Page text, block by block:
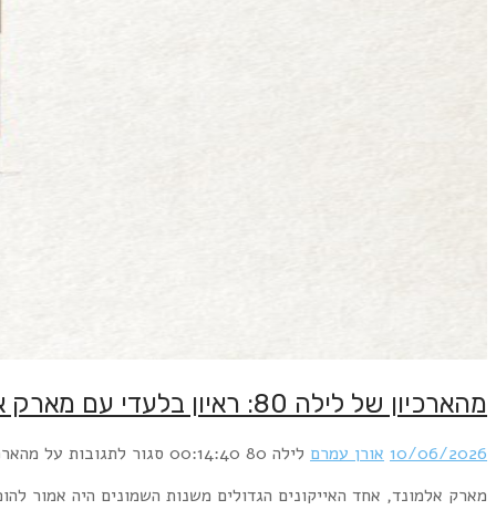
בוטלה ברגע האחרון. לקראת ההופעה נפל בחלקי הכבוד הגדול לראיין את אלמונד, ראיון בו הוא מספר בין השאר